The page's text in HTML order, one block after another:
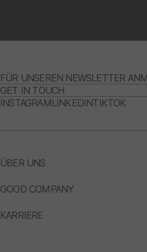
ÜBER UNS
GOOD COMPANY
KARRIERE
FÜR UNSEREN NEWSLETTER
GET IN TOUCH
INSTAGRAMLINKEDINTIKTOK